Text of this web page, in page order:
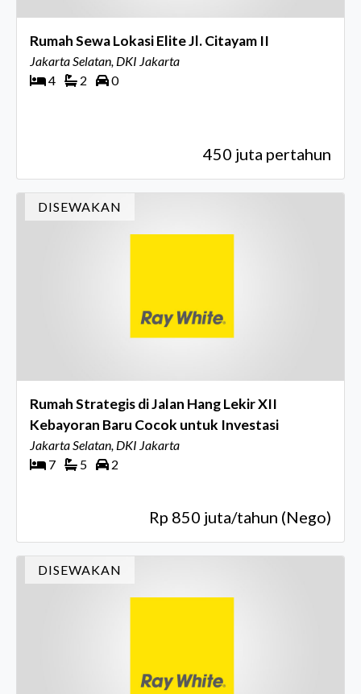
Rumah Sewa Lokasi Elite Jl. Citayam II
Jakarta Selatan, DKI Jakarta
4
2 0
450 juta pertahun
DISEWAKAN
Rumah Strategis di Jalan Hang Lekir XII
Kebayoran Baru Cocok untuk Investasi
Jakarta Selatan, DKI Jakarta
7
5 2
Rp 850 juta/tahun (Nego)
DISEWAKAN